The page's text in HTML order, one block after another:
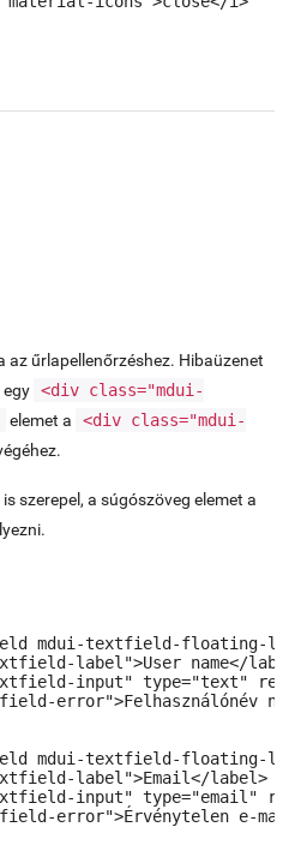
az űrlapellenőrzéshez. Hibaüzenet
egy <div class="mdui-
elemet a
<div class="mdui-
szerepel, a súgószöveg elemet a
mdui-textfield-floating-
label">User name</
input" type="text"
error">Felhasználónév
mdui-textfield-floating-
label">Email</label>
input" type="email"
error">Érvénytelen e-